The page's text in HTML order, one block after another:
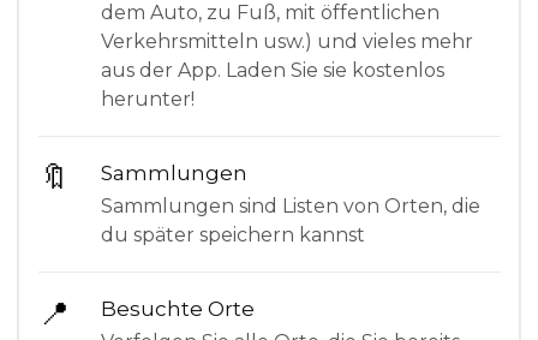
dem Auto, zu Fuß, mit öffentlichen
Verkehrsmitteln usw.) und vieles mehr
aus der App. Laden Sie sie kostenlos
herunter!
🔖 Sammlungen
Sammlungen sind Listen von Orten, die
du später speichern kannst
📍 Besuchte Orte